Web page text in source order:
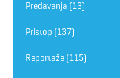
Predavanja (13)
Pristop (137)
Reportaže(115)